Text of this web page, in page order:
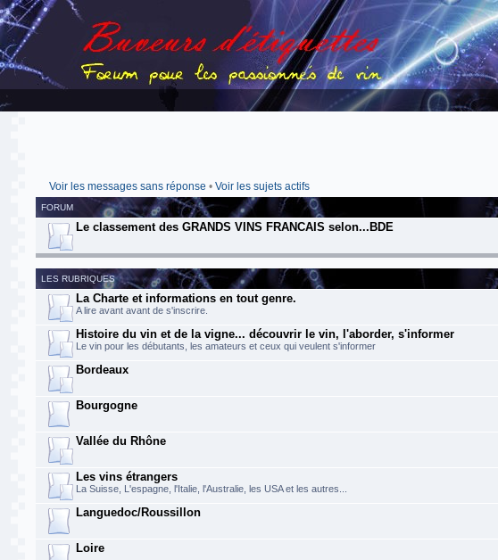
Voir les messages sans réponse • Voir les sujets actifs
FORUM
Le classement des GRANDS VINS FRANCAIS selon...BDE
LES RUBRIQUES
La Charte et informations en tout genre.
A lire avant avant de s'inscrire.
Histoire du vin et de la vigne... découvrir le vin, l'aborder, s'informer
Le vin pour les débutants, les amateurs et ceux qui veulent s'informer
Bordeaux
Bourgogne
Vallée du Rhône
Les vins étrangers
La Suisse, L'espagne, l'Italie, l'Australie, les USA et les autres...
Languedoc/Roussillon
Loire